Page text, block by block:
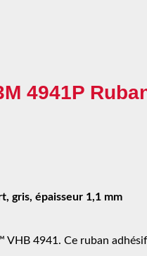
4941P
gris, épaisseur 1,1 mm
4941. Ce ruban